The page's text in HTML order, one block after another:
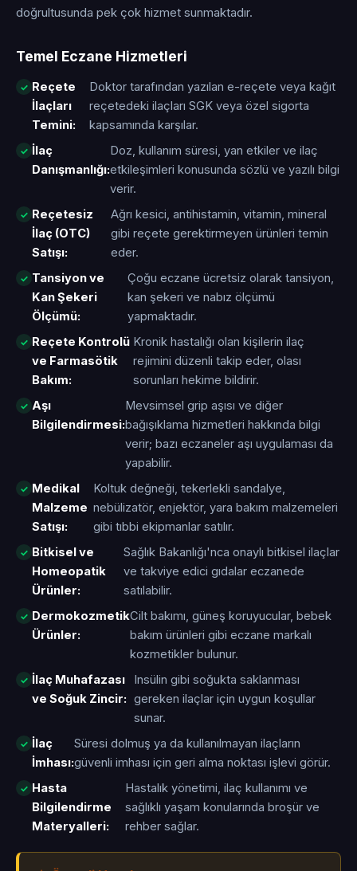
doğrultusunda pek çok hizmet sunmaktadır.
Temel Eczane Hizmetleri
Reçete
İlaçları
Temini:
Doktor tarafından yazılan e-reçete veya kağıt
reçetedeki ilaçları SGK veya özel sigorta
kapsamında karşılar.
İlaç
Danışmanlığı:
Doz, kullanım süresi, yan etkiler ve ilaç
etkileşimleri konusunda sözlü ve yazılı bilgi
verir.
Reçetesiz
İlaç (OTC)
Satışı:
Ağrı kesici, antihistamin, vitamin, mineral
gibi reçete gerektirmeyen ürünleri temin
eder.
Tansiyon ve
Kan Şekeri
Ölçümü:
Çoğu eczane ücretsiz olarak tansiyon,
kan şekeri ve nabız ölçümü
yapmaktadır.
Reçete Kontrolü
ve Farmasötik
Bakım:
Kronik hastalığı olan kişilerin ilaç
rejimini düzenli takip eder, olası
sorunları hekime bildirir.
Aşı
Bilgilendirmesi:
Mevsimsel grip aşısı ve diğer
bağışıklama hizmetleri hakkında bilgi
verir; bazı eczaneler aşı uygulaması da
yapabilir.
Medikal
Malzeme
Satışı:
Koltuk değneği, tekerlekli sandalye,
nebülizatör, enjektör, yara bakım malzemeleri
gibi tıbbi ekipmanlar satılır.
Bitkisel ve
Homeopatik
Ürünler:
Sağlık Bakanlığı'nca onaylı bitkisel ilaçlar
ve takviye edici gıdalar eczanede
satılabilir.
Dermokozmetik
Ürünler:
Cilt bakımı, güneş koruyucular, bebek
bakım ürünleri gibi eczane markalı
kozmetikler bulunur.
İlaç Muhafazası
ve Soğuk Zincir:
Insülin gibi soğukta saklanması
gereken ilaçlar için uygun koşullar
sunar.
İlaç
İmhası:
Süresi dolmuş ya da kullanılmayan ilaçların
güvenli imhası için geri alma noktası işlevi görür.
Hasta
Bilgilendirme
Materyalleri:
Hastalık yönetimi, ilaç kullanımı ve
sağlıklı yaşam konularında broşür ve
rehber sağlar.